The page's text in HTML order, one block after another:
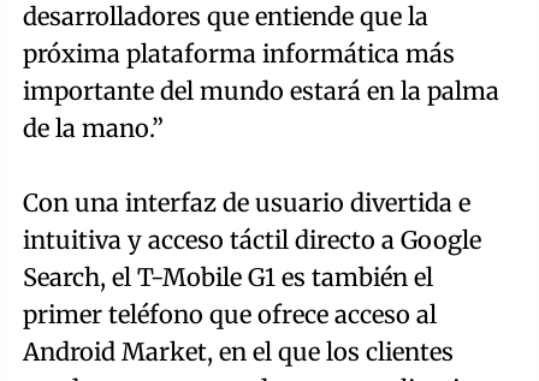
desarrolladores que entiende que la
próxima plataforma informática más
importante del mundo estará en la palma
de la mano.”
Con una interfaz de usuario divertida e
intuitiva y acceso táctil directo a Google
Search, el T-Mobile G1 es también el
primer teléfono que ofrece acceso al
Android Market, en el que los clientes